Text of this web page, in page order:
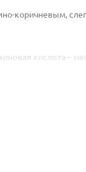
коричневым,
кислота –
железо,